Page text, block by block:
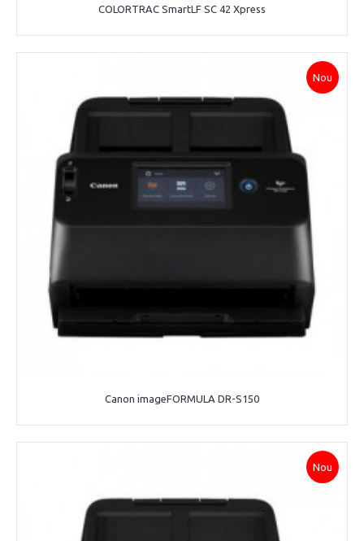
COLORTRAC SmartLF SC 42 Xpress
Nou
Canon imageFORMULA DR-S150
Nou